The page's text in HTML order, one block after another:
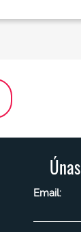
Email: